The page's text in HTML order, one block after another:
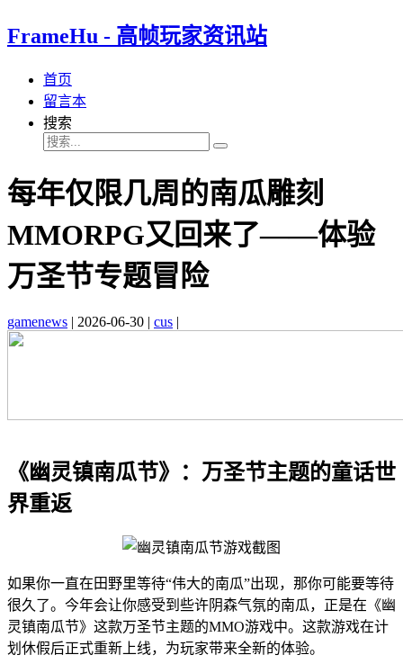
FrameHu - 高帧玩家资讯站
首页
留言本
搜索
每年仅限几周的南瓜雕刻
MMORPG又回来了——体验
万圣节专题冒险
gamenews | 2026-06-30 | cus |
《幽灵镇南瓜节》：万圣节主题的童话世
界重返
如果你一直在田野里等待“伟大的南瓜”出现，那你可能要等待
很久了。今年会让你感受到些许阴森气氛的南瓜，正是在《幽
灵镇南瓜节》这款万圣节主题的MMO游戏中。这款游戏在计
划休假后正式重新上线，为玩家带来全新的体验。